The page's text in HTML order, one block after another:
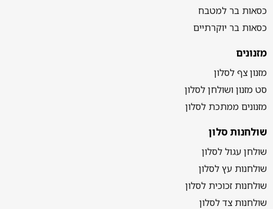
כסאות בר למטבח
כסאות בר יוקרתיים
מזנונים
מזנון צף לסלון
סט מזנון ושולחן לסלון
מזנונים ממתכת לסלון
שולחנות סלון
שולחן עגול לסלון
שולחנות עץ לסלון
שולחנות זכוכית לסלון
שולחנות צד לסלון